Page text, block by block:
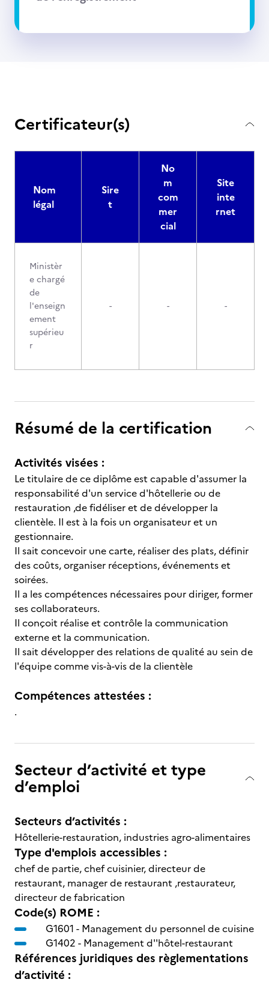
Certificateur(s)
Nom
légal
Sire
t
No
m
com
mer
cial
Site
inte
rnet
Ministèr
e chargé
de
l'enseign
ement
supérieu
r
- - -
Résumé de la certification
Activités visées :
Le titulaire de ce diplôme est capable d'assumer la
responsabilité d'un service d'hôtellerie ou de
restauration ,de fidéliser et de développer la
clientèle. Il est à la fois un organisateur et un
gestionnaire.
Il sait concevoir une carte, réaliser des plats, définir
des coûts, organiser réceptions, événements et
soirées.
Il a les compétences nécessaires pour diriger, former
ses collaborateurs.
Il conçoit réalise et contrôle la communication
externe et la communication.
Il sait développer des relations de qualité au sein de
l'équipe comme vis-à-vis de la clientèle
Compétences attestées :
.
Secteur d’activité et type
d’emploi
Secteurs d’activités :
Hôtellerie-restauration, industries agro-alimentaires
Type d'emplois accessibles :
chef de partie, chef cuisinier, directeur de
restaurant, manager de restaurant ,restaurateur,
directeur de fabrication
Code(s) ROME :
G1601 - Management du personnel de cuisine
G1402 - Management d''hôtel-restaurant
Références juridiques des règlementations
d’activité :